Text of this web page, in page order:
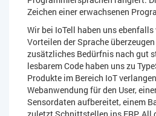
Zeichen einer erwachsenen
Wir bei IoTell haben uns ebenfalls
Vorteilen der Sprache
zusätzliches Bedürfnis nach gut
lesbarem Code haben uns zu
Produkte im Bereich IoT
Webanwendung für den User,
Sensordaten aufbereitet, einem